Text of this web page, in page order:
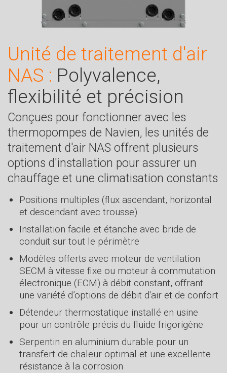
Unité de traitement d'air
NAS : Polyvalence,
flexibilité et précision
Conçues pour fonctionner avec les
thermopompes de Navien, les unités de
traitement d'air NAS offrent plusieurs
options d'installation pour assurer un
chauffage et une climatisation constants
Positions multiples (flux ascendant, horizontal
et descendant avec trousse)
Installation facile et étanche avec bride de
conduit sur tout le périmètre
Modèles offerts avec moteur de ventilation
SECM à vitesse fixe ou moteur à commutation
électronique (ECM) à débit constant, offrant
une variété d’options de débit d'air et de confort
Détendeur thermostatique installé en usine
pour un contrôle précis du fluide frigorigène
Serpentin en aluminium durable pour un
transfert de chaleur optimal et une excellente
résistance à la corrosion